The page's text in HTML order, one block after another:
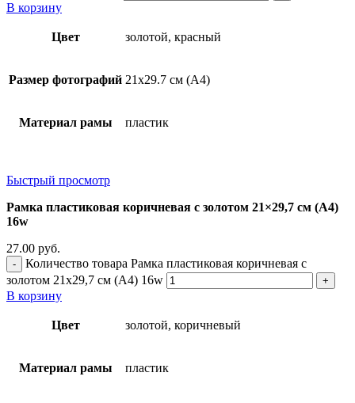
В корзину
Цвет золотой, красный
Размер фотографий 21х29.7 см (А4)
Материал рамы пластик
Быстрый просмотр
Рамка пластиковая коричневая с золотом 21×29,7 см (А4)
16w
27.00 руб.
Количество товара Рамка пластиковая коричневая с
золотом 21x29,7 см (А4) 16w
В корзину
Цвет золотой, коричневый
Материал рамы пластик